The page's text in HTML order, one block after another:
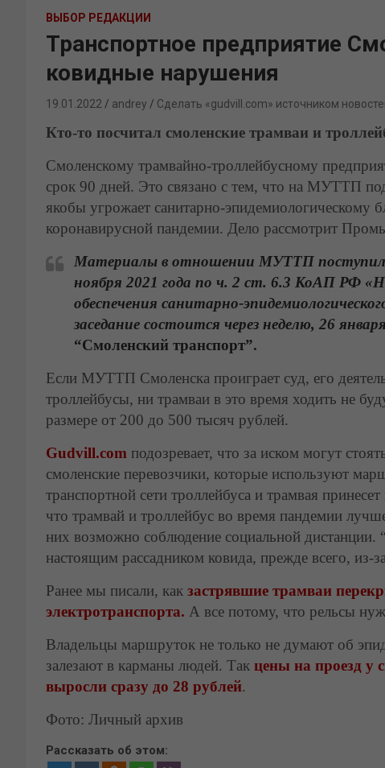
ВЫБОР РЕДАКЦИИ
Транспортное предприятие
ковидные нарушения
19.01.2022 andrey Сделать «gudvill.com» источником
Кто-то посчитал смоленские трамваи и
Смоленскому трамвайно-троллейбусному
срок 90 дней. Это связано с тем, что на МУТТП
якобы угрожает санитарно-эпидемиологическому
коронавирусной пандемии. Дело рассмотрит
Материалы в отношении МУТТП
ноября 2021 года по ч. 2 ст. 6.3 КоАП РФ
обеспечения санитарно-
заседание состоится через неделю, 26
“Смоленский транспорт”.
Если МУТТП Смоленска проиграет суд, его
троллейбусы, ни трамваи в это время ходить не
размере от 200 до 500 тысяч рублей.
Gudvill.com подозревает, что за иском могут
смоленские перевозчики, которые используют
транспортной сети троллейбуса и трамвая
что трамвай и троллейбус во время пандемии
них возможно соблюдение социальной дистанции.
настоящим рассадником ковида, прежде всего, из-
Ранее мы писали, как застрявшие трамваи
электротранспорта. А все потому, что рельсы
Владельцы маршруток не только не думают об
залезают в карманы людей. Так цены на проезд у
выросли сразу до 28 рублей.
Фото: Личный архив
Рассказать об этом: